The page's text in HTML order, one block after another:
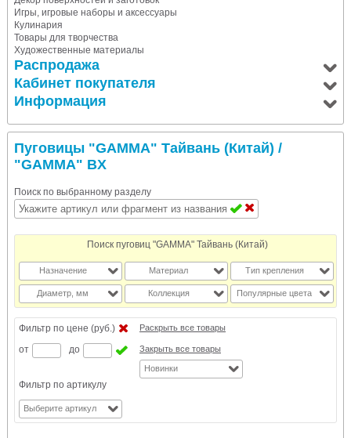
Игры, игровые наборы и аксессуары
Кулинария
Товары для творчества
Художественные материалы
Распродажа
Кабинет покупателя
Информация
Пуговицы "GAMMA" Тайвань (Китай) /
"GAMMA" BX
Поиск по выбранному разделу
Поиск пуговиц "GAMMA" Тайвань (Китай)
Назначение Материал Тип крепления
Диаметр, мм Коллекция Популярные цвета
Фильтр по цене (руб.)
от
до
Раскрыть все товары
Закрыть все товары
Новинки
Фильтр по артикулу
Выберите артикул